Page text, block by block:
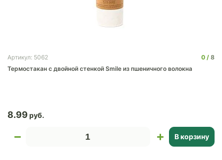
Артикул: 5062 0
8
Термостакан с двойной стенкой Smile из пшеничного волокна
8.99
В корзину